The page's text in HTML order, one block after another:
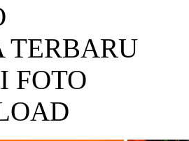
TERBARU
FOTO